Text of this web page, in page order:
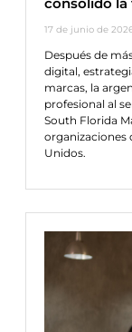
17 de junio de
Después de
digital,
marcas, la
profesional al
South Florida
organizaciones
Unidos.